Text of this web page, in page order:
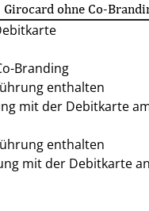
Girocard ohne Co-
Branding
enthalten
mit der Debitkarte
enthalten
mit der Debitkarte